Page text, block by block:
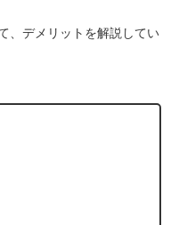
、デメリットを解説してい